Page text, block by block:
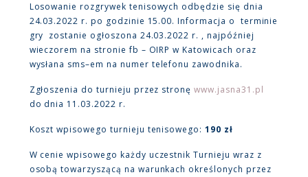
Losowanie rozgrywek tenisowych odbędzie się dnia
24.03.2022 r. po godzinie 15.00. Informacja o terminie
gry zostanie ogłoszona 24.03.2022 r. , najpóźniej
wieczorem na stronie fb – OIRP w Katowicach oraz
wysłana sms–em na numer telefonu zawodnika.
Zgłoszenia do turnieju przez stronęwww.jasna31.pl
do dnia 11.03.2022 r.
Koszt wpisowego turnieju tenisowego:190 zł
W cenie wpisowego każdy uczestnik Turnieju wraz z
osobą towarzyszącą na warunkach określonych przez